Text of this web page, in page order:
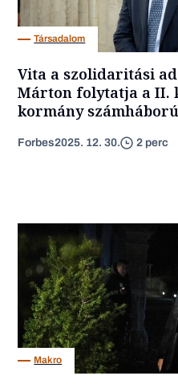
Társadalom
Vita a szolidaritási
Márton folytatja a II.
kormány
Forbes2025. 12. 30. 2 perc
Makro